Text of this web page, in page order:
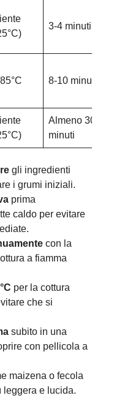
3-4 minuti
8-10 minuti
Almeno 30
minuti
gli ingredienti
i grumi iniziali.
prima
caldo per evitare
con la
a fiamma
per la cottura
che si
subito in una
con pellicola a
maizena o fecola
leggera e lucida.